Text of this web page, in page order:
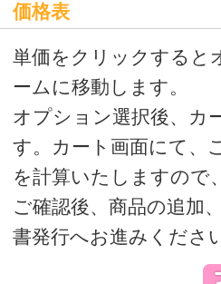
クリアファイルテンプレート